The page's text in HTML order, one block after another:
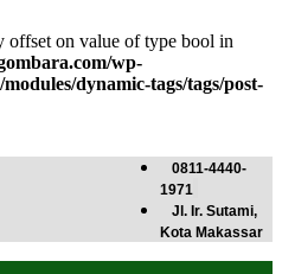
offset on value of type bool in
wp-
dynamic-tags/tags/post-
0811-4440-
1971
Jl. Ir. Sutami,
Kota Makassar